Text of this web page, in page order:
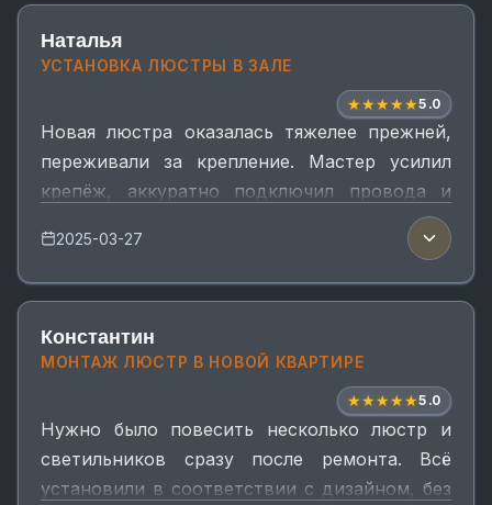
довольно и люстрой и мастером-
рекомендую
Наталья
УСТАНОВКА ЛЮСТРЫ В ЗАЛЕ
★★★★★5.0
Новая люстра оказалась тяжелее прежней,
переживали за крепление. Мастер усилил
крепёж, аккуратно подключил провода и
проверил работу по двум клавишам. Свет
распределяется ровно, выглядит отлично.
2025-03-27
Константин
МОНТАЖ ЛЮСТР В НОВОЙ КВАРТИРЕ
★★★★★5.0
Нужно было повесить несколько люстр и
светильников сразу после ремонта. Всё
установили в соответствии с дизайном, без